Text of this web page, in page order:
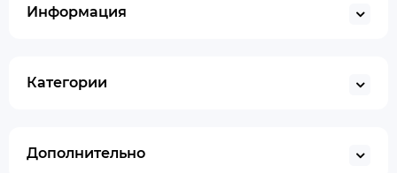
Информация
Категории
Дополнительно